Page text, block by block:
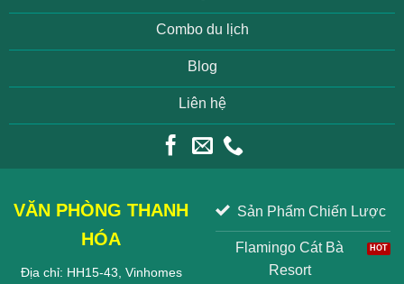
Combo du lịch
Blog
Liên hệ
VĂN PHÒNG THANH
HÓA
Địa chỉ: HH15-43, Vinhomes
Sản Phẩm Chiến Lược
Flamingo Cát Bà
Resort